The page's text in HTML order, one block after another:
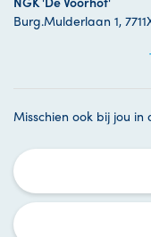
Burg.Mulderlaan 1,
Misschien ook bij jou in